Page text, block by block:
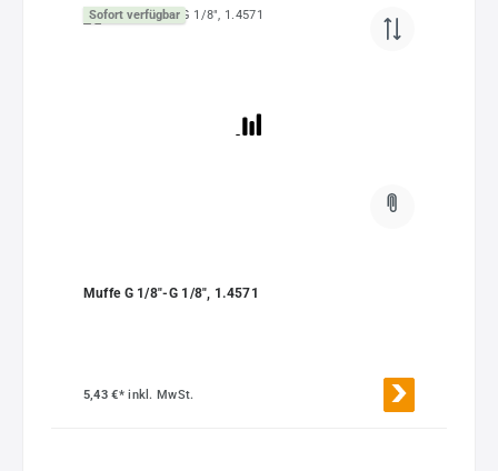
Sofort verfügbar
Muffe G 1/8"-G 1/8", 1.4571
5,43 €*inkl. MwSt.